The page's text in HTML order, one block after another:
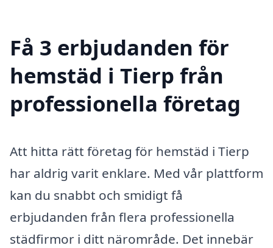
Få 3 erbjudanden för
hemstäd i Tierp från
professionella företag
Att hitta rätt företag för hemstäd i Tierp
har aldrig varit enklare. Med vår plattform
kan du snabbt och smidigt få
erbjudanden från flera professionella
städfirmor i ditt närområde. Det innebär